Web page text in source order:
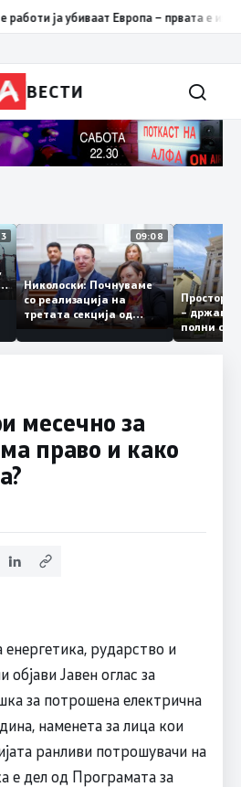
ја убиваат Европа – првата е
ВЕСТИ
09:08
Николоски: Почнуваме
со реализација на
третата секција од
железничкиот Коридор
8, Македонија станува
–
полни
месечно за
право и како
рударство и
Јавен оглас за
за потрошена електрична
наменета за лица кои
ранливи потрошувачи на
е дел од Програмата за